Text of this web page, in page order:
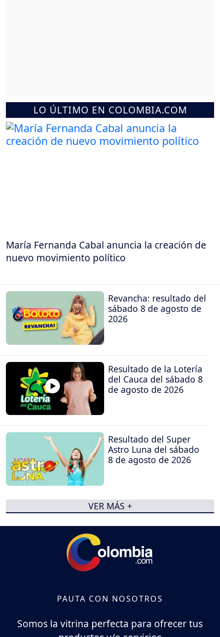
LO ÚLTIMO EN COLOMBIA.COM
María Fernanda Cabal anuncia la creación de
nuevo movimiento político
Revancha: resultado del
sábado 8 de agosto de
2026
Resultado de la Lotería
del Cauca del sábado 8
de agosto de 2026
Resultado del Super
Astro Luna del sábado
8 de agosto de 2026
VER MÁS +
PAUTA CON NOSOTROS
Somos la vitrina perfecta para ofrecer tus